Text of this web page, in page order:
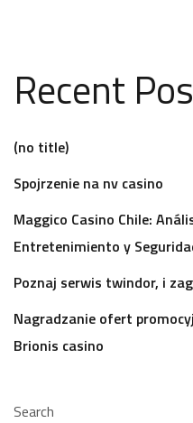
Recent
(no title)
Spojrzenie na nv casino
Maggico Casino Chile:
Entretenimiento y
Poznaj serwis twindor, i
Nagradzanie ofert
Brionis casino
Search